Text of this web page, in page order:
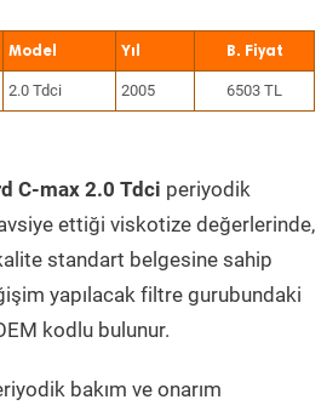
Model Yıl
2.0 Tdci 2005 6503 TL
C-max 2.0 Tdci periyodik
ettiği viskotize değerlerinde,
standart belgesine sahip
yapılacak filtre gurubundaki
kodlu bulunur.
bakım ve onarım